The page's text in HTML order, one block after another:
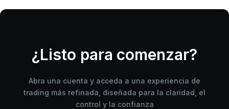
¿Listo para comenzar?
Abra una cuenta y acceda a una experiencia de
trading más refinada, diseñada para la claridad, el
control y la confianza